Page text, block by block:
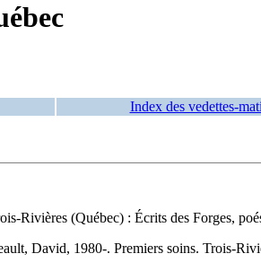
Index des vedettes-
Rivières (Québec) : Écrits des Forges,
David, 1980-. Premiers soins. Trois-